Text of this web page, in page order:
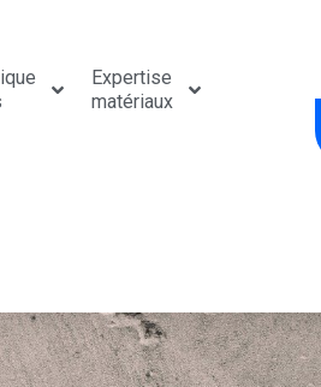
Expertise
matériaux